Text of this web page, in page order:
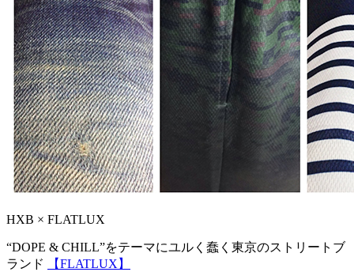
HXB × FLATLUX
“DOPE & CHILL”をテーマにユルく蠢く東京のストリートブ
ランド
【FLATLUX】